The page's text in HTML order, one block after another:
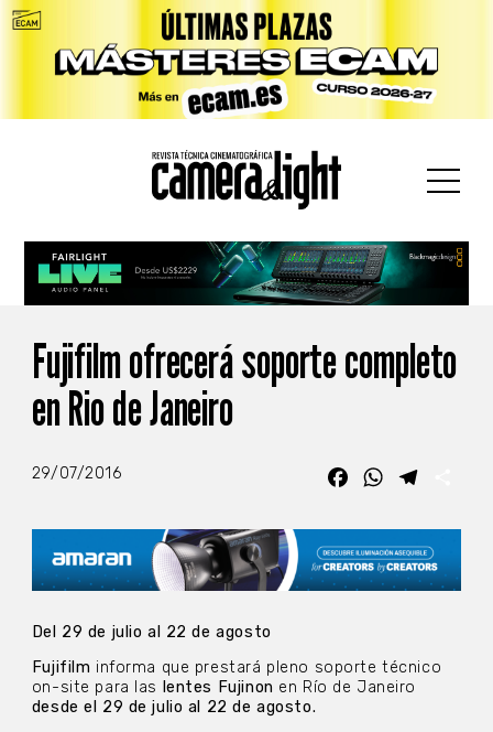
Fujifilm ofrecerá soporte completo
en Rio de Janeiro
29/07/2016 FacebookWhatsApp
Del 29 de julio al 22 de agosto
Fujifilm informa que prestará pleno soporte técnico
on-site para las lentes Fujinon en Río de Janeiro
desde el 29 de julio al 22 de agosto.